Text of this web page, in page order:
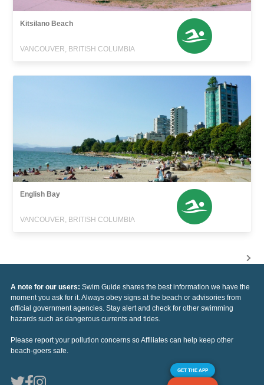
Kitsilano Beach
VANCOUVER, BRITISH COLUMBIA
English Bay
VANCOUVER, BRITISH COLUMBIA
A note for our users: Swim Guide shares the best information we have the
moment you ask for it. Always obey signs at the beach or advisories from
official government agencies. Stay alert and check for other swimming
hazards such as dangerous currents and tides.
Please report your pollution concerns so Affiliates can help keep other
beach-goers safe.
GET THE APP